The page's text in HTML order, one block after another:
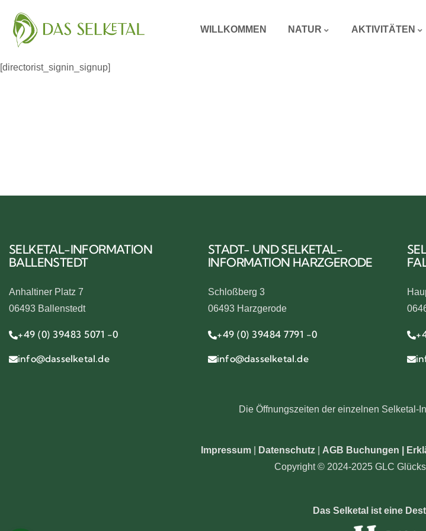
WILLKOMMEN NATUR AKTIVITÄTEN
[directorist_signin_signup]
SELKETAL-INFORMATION
BALLENSTEDT
Anhaltiner Platz 7
06493 Ballenstedt
+49 (0) 39483 5071 -0
info@dasselketal.de
STADT- UND SELKETAL-
INFORMATION HARZGERODE
Schloßberg 3
06493 Harzgerode
+49 (0) 39484 7791 -0
info@dasselketal.de
Die Öffnungszeiten der einzelnen Selketal-
Impressum Datenschutz AGB Buchungen
Copyright © 2024-2025 GLC
Das Selketal ist eine